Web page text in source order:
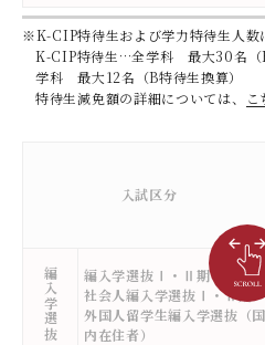
※K-CIP特待生および学力特待生人数
K-CIP特待生…全学科 最大30名（
学科 最大12名（B特待生換算）
特待生減免額の詳細については、
こ
入試区分
編入学選抜
編入学選抜Ⅰ・Ⅱ期
社会人編入学選抜Ⅰ・Ⅱ期
外国人留学生編入学選抜（国
内在住者）